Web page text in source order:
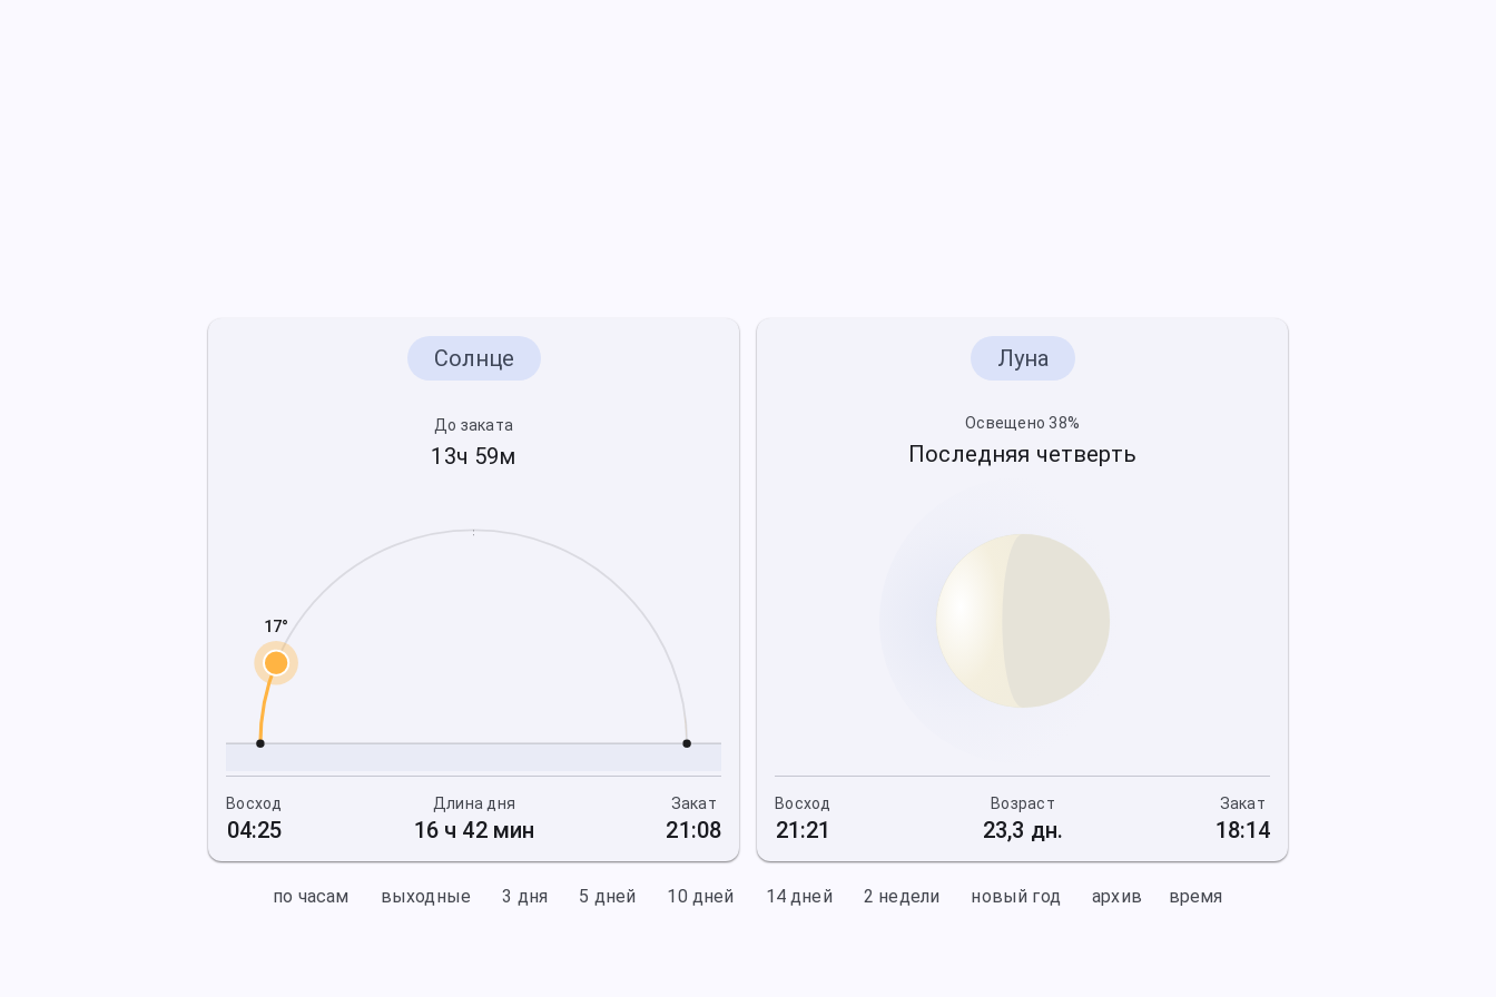
Солнце
До заката
13ч 59м
17°
Восход
04:25
Длина дня
16 ч 42 мин
Закат
21:08
Луна
Освещено 38%
Последняя четверть
Восход
21:21
Возраст
23,3 дн.
Закат
18:14
по часам выходные 3 дня 5 дней 10 дней 14 дней 2 недели новый год архив время